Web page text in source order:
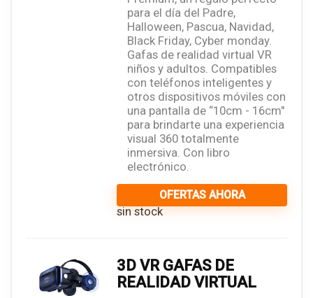
para el día del Padre,
Halloween, Pascua, Navidad,
Black Friday, Cyber monday.
Gafas de realidad virtual VR
niños y adultos. Compatibles
con teléfonos inteligentes y
otros dispositivos móviles con
una pantalla de “10cm - 16cm"
para brindarte una experiencia
visual 360 totalmente
inmersiva. Con libro
electrónico.
OFERTAS AHORA
sin stock
3D VR GAFAS DE
REALIDAD VIRTUAL